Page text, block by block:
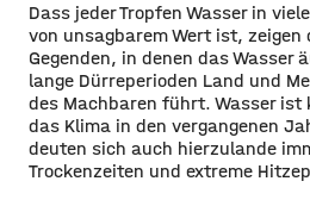
Dass jeder Tropfen Wasser in
von unsagbarem Wert ist,
Gegenden, in denen das Wasser
lange Dürreperioden Land und
des Machbaren führt. Wasser ist
das Klima in den vergangenen
deuten sich auch hierzulande
Trockenzeiten und extreme